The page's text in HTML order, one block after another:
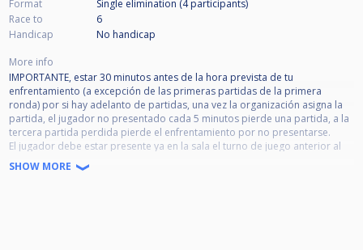
Format
Single elimination (4participants)
Race to
6
Handicap
No handicap
More info
IMPORTANTE, estar 30 minutos antes de la hora prevista de tu
enfrentamiento (a excepción de las primeras partidas de la primera
ronda) por si hay adelanto de partidas, una vez la organización asigna la
partida, el jugador no presentado cada 5 minutos pierde una partida, a la
tercera partida perdida pierde el enfrentamiento por no presentarse.
El jugador debe estar presente ya en la sala el turno de juego anterior al
de su enfrentamiento.
SHOW MORE